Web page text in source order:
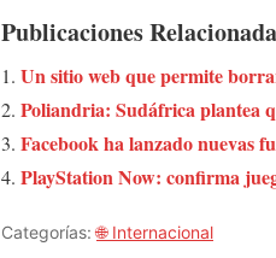
Publicaciones
Un sitio web que permite
Poliandria: Sudáfrica plantea
Facebook ha lanzado nuevas
PlayStation Now: confirma
Categorías:🌐 Internacional